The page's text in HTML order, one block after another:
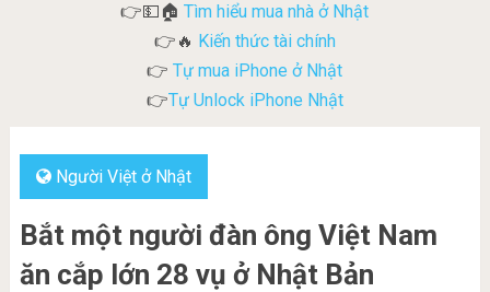
👉💵🏠Tìm hiểu mua nhà ở Nhật
👉🔥 Kiến thức tài chính
👉 Tự mua iPhone ở Nhật
👉Tự Unlock iPhone Nhật
Người Việt ở Nhật
Bắt một người đàn ông Việt Nam
ăn cắp lớn 28 vụ ở Nhật Bản